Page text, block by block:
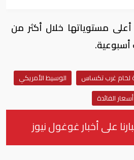
أعلى مستوياتها ⁠خلال أكثر من
لخام غرب تكساس
الوسيط الأمريكي
الفائدة
على أخبار غوغول نيوز